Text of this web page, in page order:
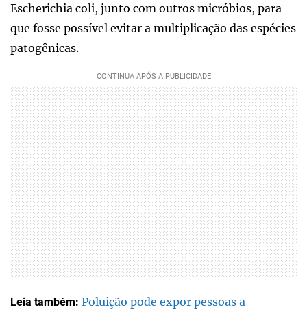
Escherichia coli, junto com outros micróbios, para
que fosse possível evitar a multiplicação das espécies
patogênicas.
Leia também: Poluição pode expor pessoas a